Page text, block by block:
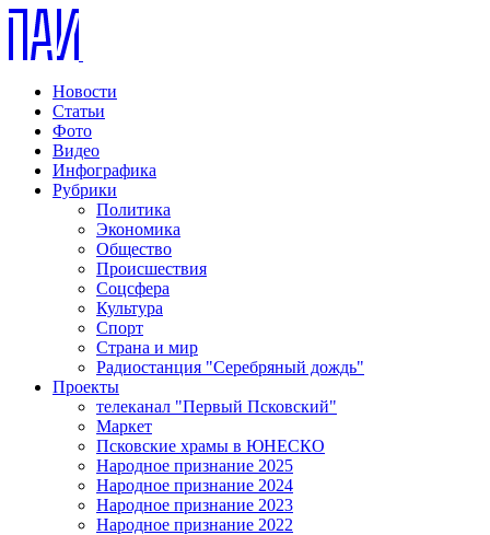
Новости
Статьи
Фото
Видео
Инфографика
Рубрики
Политика
Экономика
Общество
Происшествия
Соцсфера
Культура
Спорт
Страна и мир
Радиостанция "Серебряный дождь"
Проекты
телеканал "Первый Псковский"
Маркет
Псковские храмы в ЮНЕСКО
Народное признание 2025
Народное признание 2024
Народное признание 2023
Народное признание 2022